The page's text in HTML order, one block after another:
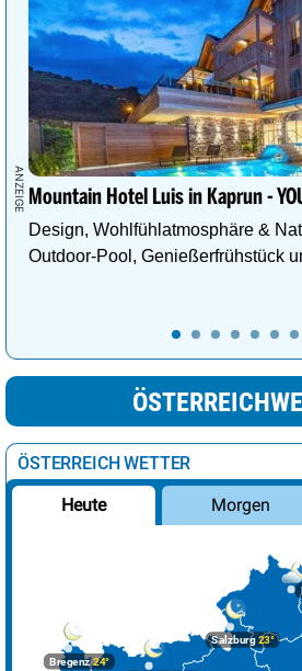
Mountain Hotel Luis in Kaprun -
Design, Wohlfühlatmosphäre &
Outdoor-Pool, Genießerfrühstück
ÖSTERREICH WETTER
Heute Morgen
Bregenz24°
Salzburg23°